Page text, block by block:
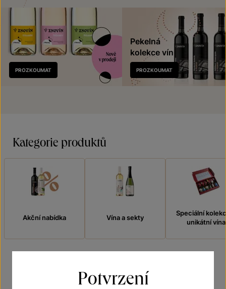
Nově
v prodeji
PROZKOUMAT
Pekelná
kolekce vín
PROZKOUMAT
Kategorie produktů
Akční nabídka Vína a sekty
Speciální
unikátní vína
Potvrzení